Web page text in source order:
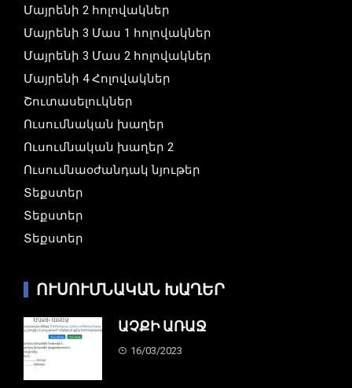
Մայրենի 2 հոլովակներ
Մայրենի 3 Մաս 1 հոլովակներ
Մայրենի 3 Մաս 2 հոլովակներ
Մայրենի 4 Հոլովակներ
Շուտասելուկներ
Ուսումնական խաղեր
Ուսումնական խաղեր 2
Ուսումնաօժանդակ նյութեր
Տեքստեր
Տեքստեր
Տեքստեր
ՈՒՍՈՒՄՆԱԿԱՆ ԽԱՂԵՐ
ԱՉՔԻ ԱՌԱՋ
16/03/2023